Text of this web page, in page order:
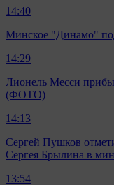
14:40
Минское "Динамо"
14:29
Лионель Месси
(ФОТО)
14:13
Сергей Пушков
Сергея Брылина в
13:54